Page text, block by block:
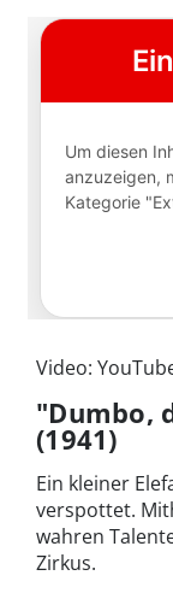
Video:
"Dumbo,
(1941)
Ein kleiner
verspottet.
wahren
Zirkus.